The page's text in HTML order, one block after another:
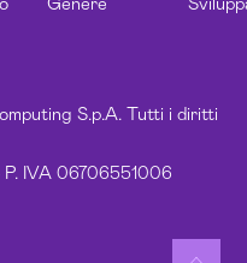
S.p.A. Tutti i diritti
IVA 06706551006
Genere